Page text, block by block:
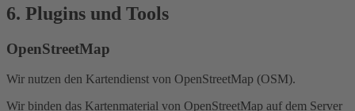
6. Plugins und Tools
OpenStreetMap
Wir nutzen den Kartendienst von OpenStreetMap (OSM).
Wir binden das Kartenmaterial von OpenStreetMap auf dem Server